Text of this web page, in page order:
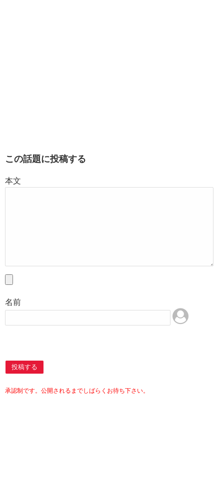
この話題に投稿する
本文
名前
投稿する
承認制です。公開されるまでしばらくお待ち下さい。